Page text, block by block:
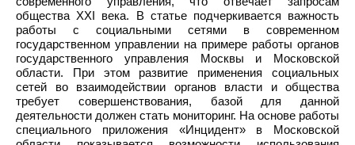
общества XXI века. В статье подчеркивается важность
работы с социальными сетями в современном
государственном управлении на примере работы органов
государственного управления Москвы и Московской
области. При этом развитие применения социальных
сетей во взаимодействии органов власти и общества
требует совершенствования, базой для данной
деятельности должен стать мониторинг. На основе работы
специального приложения «Инцидент» в Московской